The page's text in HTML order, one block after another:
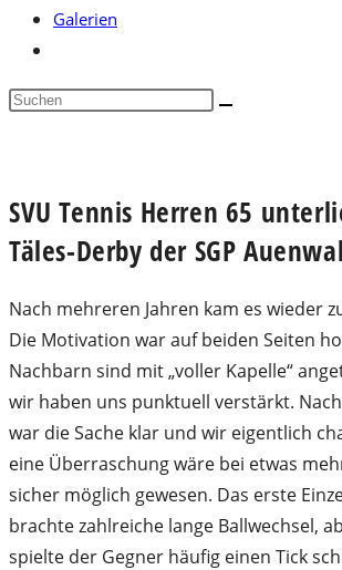
Galerien
umschalten
Diese
SVU Tennis Herren 65
Täles-Derby der SGP
Nach mehreren Jahren kam es wieder
Die Motivation war auf beiden Seiten
Nachbarn sind mit „voller Kapelle“
wir haben uns punktuell verstärkt.
war die Sache klar und wir eigentlich
eine Überraschung wäre bei etwas
sicher möglich gewesen. Das erste
brachte zahlreiche lange Ballwechsel,
spielte der Gegner häufig einen Tick